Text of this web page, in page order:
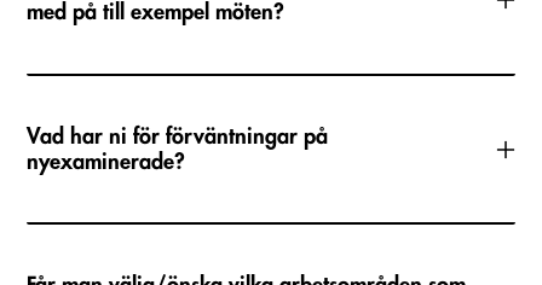
med på till exempel möten?
sagt kan det variera lite mellan olika arbetsgrupper vad
man får för arbetsuppgifter den första tiden som
Vad har ni för förväntningar på
nyexaminerade?